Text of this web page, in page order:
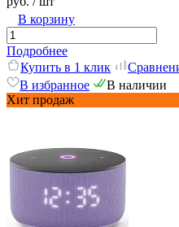
В корзину
Подробнее
Купить в 1 клик
В избранное
В наличии
Хит продаж